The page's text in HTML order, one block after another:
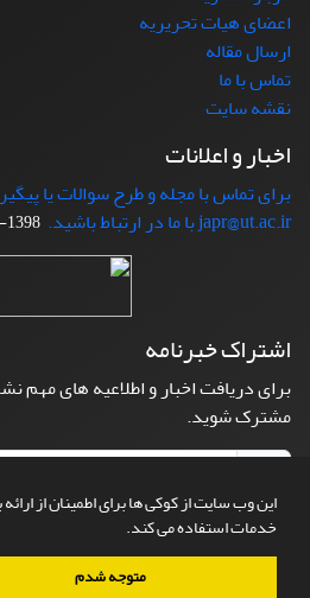
این وب سایت از کوکی ها برای اطمینان از
خدمات استفاده می کند.
متوجه شدم
اعضای هیات تحریریه
ارسال مقاله
تماس با ما
نقشه سایت
اخبار و اعلانات
برای تماس با مجله و طرح سوالات یا
japr@ut.ac.ir با ما در ارتباط باشید.
1398-03-20
اشتراک خبرنامه
برای دریافت اخبار و اطلاعیه های مهم
مشترک شوید.